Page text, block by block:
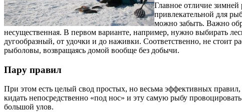
Главное отличие
привлекательной для
можно забыть. Важно
несущественная. В первом варианте, например, нужно выбирать
дугообразный, от удочки и до наживки. Соответственно, не
рыболовы, возвращаясь домой вообще без добычи.
Пару правил
При этом есть целый свод простых, но весьма эффективных
кидать непосредственно «под нос» и эту самую рыбу
большой улов.